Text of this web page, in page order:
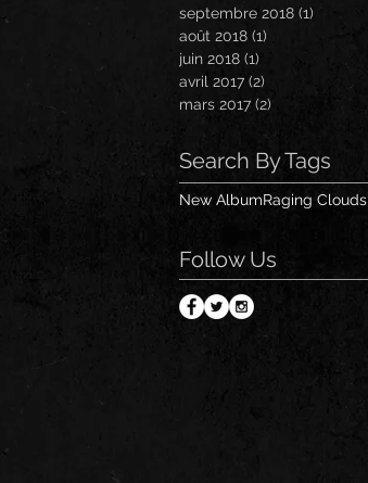
septembre 2018 (1)
août 2018 (1)
juin 2018 (1)
avril 2017 (2)
mars 2017 (2)
Search By Tags
New AlbumRaging Clouds
Follow Us